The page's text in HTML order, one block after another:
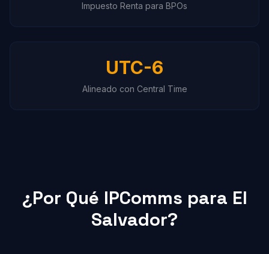
Impuesto Renta para BPOs
UTC-6
Alineado con Central Time
¿Por Qué IPComms para El
Salvador?